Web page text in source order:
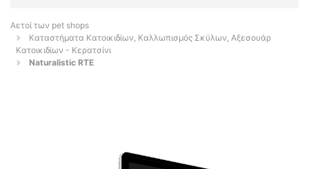
Αετοί των pet shops
Καταστήματα Κατοικιδίων, Καλλωπισμός Σκύλων, Αξεσουάρ
Κατοικιδίων - Κερατσίνι
Naturalistic RTE